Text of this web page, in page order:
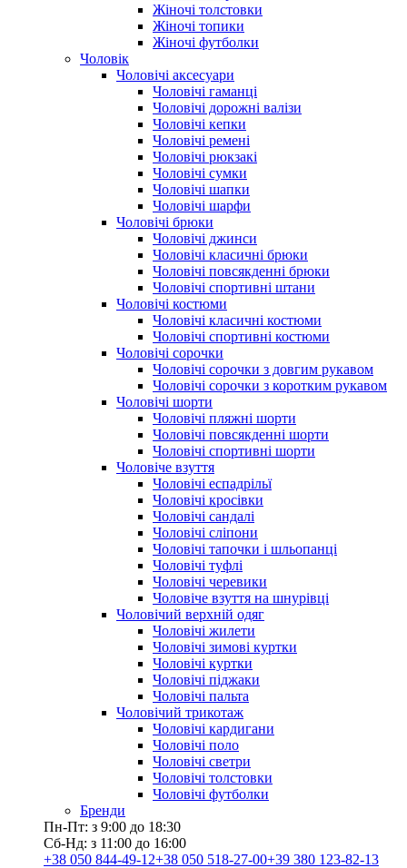
Жіночі толстовки
Жіночі топики
Жіночі футболки
Чоловік
Чоловічі аксесуари
Чоловічі гаманці
Чоловічі дорожні валізи
Чоловічі кепки
Чоловічі ремені
Чоловічі рюкзакі
Чоловічі сумки
Чоловічі шапки
Чоловічі шарфи
Чоловічі брюки
Чоловічі джинси
Чоловічі класичні брюки
Чоловічі повсякденні брюки
Чоловічі спортивні штани
Чоловічі костюми
Чоловічі класичні костюми
Чоловічі спортивні костюми
Чоловічі сорочки
Чоловічі сорочки з довгим рукавом
Чоловічі сорочки з коротким рукавом
Чоловічі шорти
Чоловічі пляжні шорти
Чоловічі повсякденні шорти
Чоловічі спортивні шорти
Чоловіче взуття
Чоловічі еспадрільї
Чоловічі кросівки
Чоловічі сандалі
Чоловічі сліпони
Чоловічі тапочки і шльопанці
Чоловічі туфлі
Чоловічі черевики
Чоловіче взуття на шнурівці
Чоловічий верхній одяг
Чоловічі жилети
Чоловічі зимові куртки
Чоловічі куртки
Чоловічі піджаки
Чоловічі пальта
Чоловічий трикотаж
Чоловічі кардигани
Чоловічі поло
Чоловічі светри
Чоловічі толстовки
Чоловічі футболки
Бренди
Пн-Пт: з 9:00 до 18:30
Сб-Нд: з 11:00 до 16:00
+38 050 844-49-12+38 050 518-27-00+39 380 123-82-13